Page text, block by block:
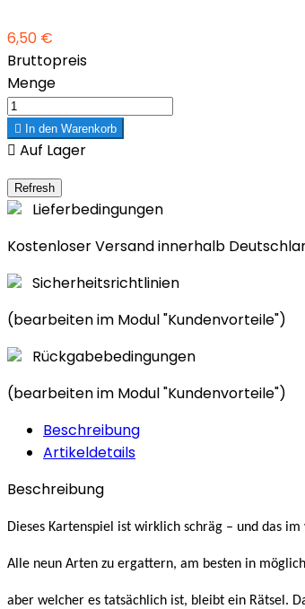
6,50 €
Bruttopreis
Menge
 In den Warenkorb
 Auf Lager
Lieferbedingungen
Kostenloser Versand innerhalb
Sicherheitsrichtlinien
(bearbeiten im Modul "Kundenvorteile")
Rückgabebedingungen
(bearbeiten im Modul "Kundenvorteile")
Beschreibung
Artikeldetails
Beschreibung
Dieses Kartenspiel ist wirklich schräg – und das
Alle neun Arten zu ergattern, am besten in
aber welcher es tatsächlich ist, bleibt ein Rätsel.